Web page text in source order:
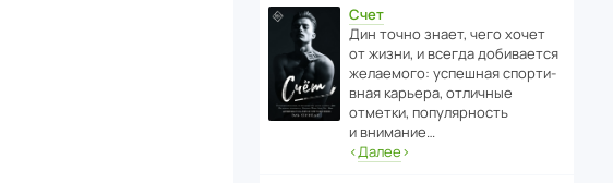
Счет
Дин точно знает, чего хочет
от жизни, и всегда доби­ва­ется
жела­е­мого: успе­шная спор­ти­
вная карьера, отли­чные
отметки, попу­ля­р­ность
и внимание…
‹Далее›